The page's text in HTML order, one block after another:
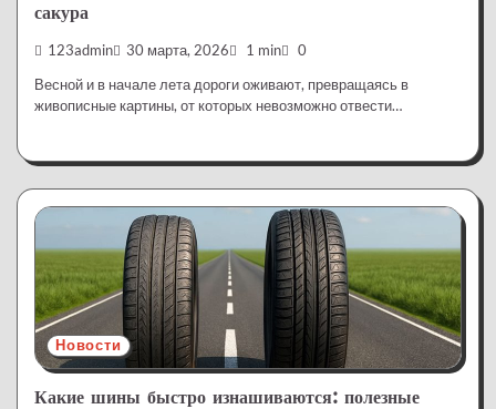
сакура
123admin 30 марта, 2026 1 min 0
Весной и в начале лета дороги оживают, превращаясь в
живописные картины, от которых невозможно отвести…
Новости
Какие шины быстро изнашиваются: полезные